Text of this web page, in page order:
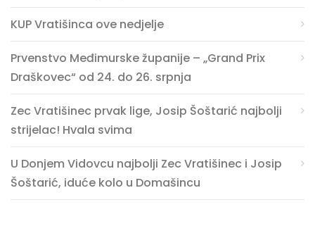
KUP Vratišinca ove nedjelje
Prvenstvo Međimurske županije – „Grand Prix
Draškovec“ od 24. do 26. srpnja
Zec Vratišinec prvak lige, Josip Šoštarić najbolji
strijelac! Hvala svima
U Donjem Vidovcu najbolji Zec Vratišinec i Josip
Šoštarić, iduće kolo u Domašincu